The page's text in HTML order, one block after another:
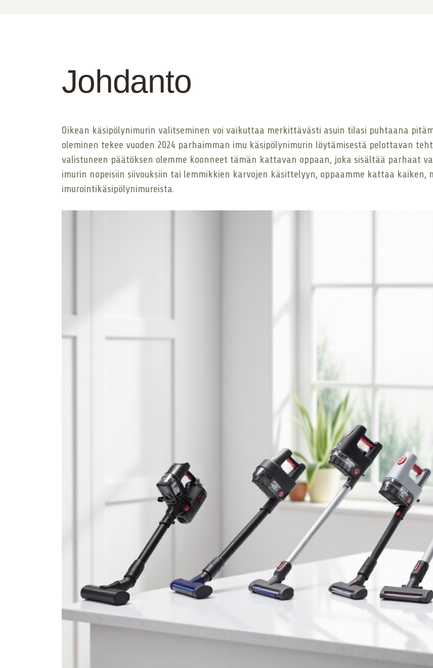
Johdanto
Oikean käsipölynimurin valitseminen voi vaikuttaa merkittävästi asuin tilasi puhtaana
oleminen tekee vuoden 2024 parhaimman imu käsipölynimurin löytämisestä pelottavan
valistuneen päätöksen olemme koonneet tämän kattavan oppaan, joka sisältää parhaat
imurin nopeisiin siivouksiin tai lemmikkien karvojen käsittelyyn, oppaamme kattaa kaiken,
imurointikäsipölynimureista.